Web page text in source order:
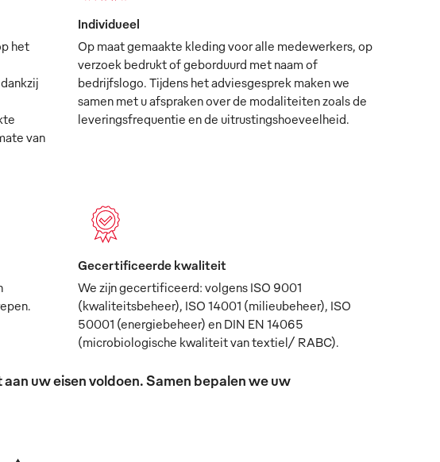
het
van
Individueel
Op maat gemaakte kleding voor alle medewerkers, op
verzoek bedrukt of geborduurd met naam of
bedrijfslogo. Tijdens het adviesgesprek maken we
samen met u afspraken over de modaliteiten zoals de
leveringsfrequentie en de uitrustingshoeveelheid.
Gecertificeerde kwaliteit
We zijn gecertificeerd: volgens ISO 9001
(kwaliteitsbeheer), ISO 14001 (milieubeheer), ISO
50001 (energiebeheer) en DIN EN 14065
(microbiologische kwaliteit van textiel/ RABC).
uw eisen voldoen. Samen bepalen we uw